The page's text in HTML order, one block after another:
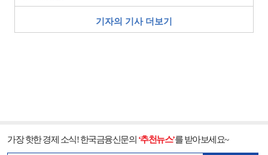
기자의 기사 더보기
가장 핫한 경제 소식! 한국금융신문의 ‘추천뉴스’를 받아보세요~